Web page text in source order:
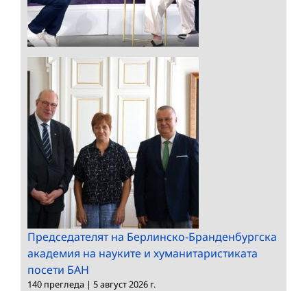
Председателят на Берлинско-Бранденбургска
академия на науките и хуманитаристиката
посети БАН
140 прегледа | 5 август 2026 г.